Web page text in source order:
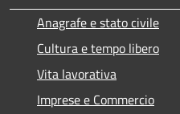
Anagrafe e stato civile
Cultura e tempo libero
Vita lavorativa
Imprese e Commercio